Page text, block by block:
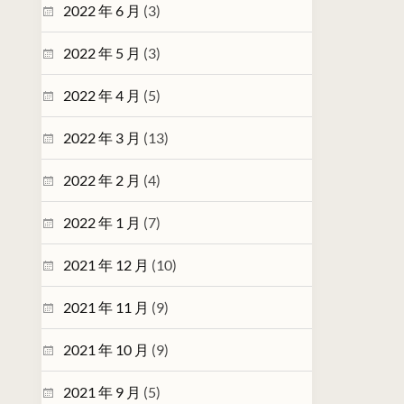
2022 年 6 月 (3)
2022 年 5 月 (3)
2022 年 4 月 (5)
2022 年 3 月 (13)
2022 年 2 月 (4)
2022 年 1 月 (7)
2021 年 12 月 (10)
2021 年 11 月 (9)
2021 年 10 月 (9)
2021 年 9 月 (5)